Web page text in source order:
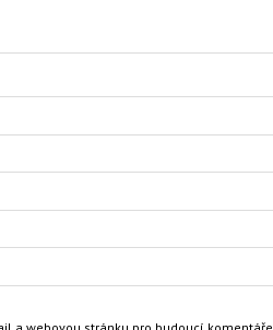
a webovou stránku pro budoucí komentáře.